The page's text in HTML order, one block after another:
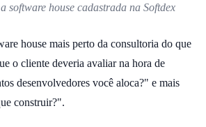
software house cadastrada na Softdex
house mais perto da consultoria do que
o cliente deveria avaliar na hora de
desenvolvedores você aloca?" e mais
construir?".